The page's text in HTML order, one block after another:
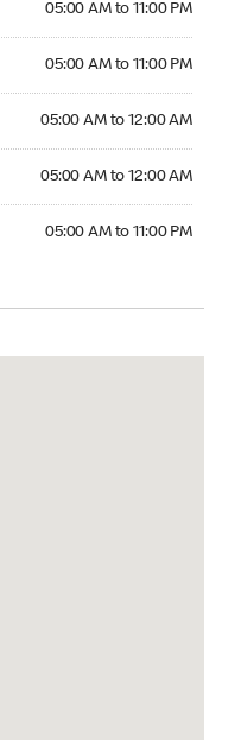
05:00 AM to 11:00 PM
05:00 AM to 11:00 PM
05:00 AM to 12:00 AM
05:00 AM to 12:00 AM
05:00 AM to 11:00 PM